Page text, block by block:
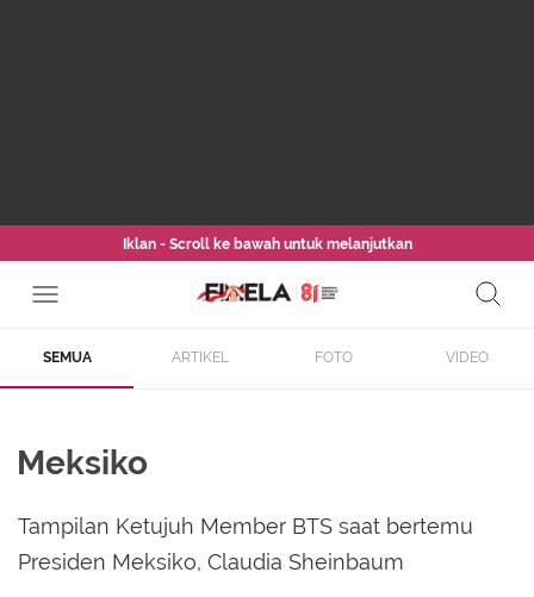
Iklan - Scroll ke bawah untuk melanjutkan
SEMUA ARTIKEL FOTO VIDEO
Meksiko
Tampilan Ketujuh Member BTS saat bertemu
Presiden Meksiko, Claudia Sheinbaum